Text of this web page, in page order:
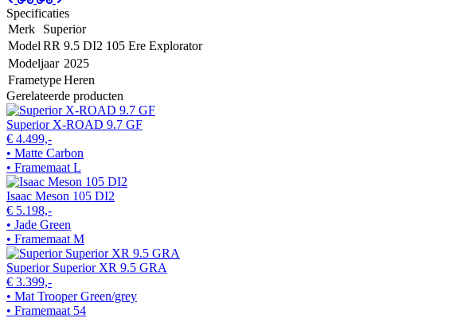
Specificaties
Merk
Superior
Model RR 9.5 DI2 105 Ere Explorator
Modeljaar 2025
FrametypeHeren
Gerelateerde producten
Superior X-ROAD 9.7 GF
€ 4.499,-
• Matte Carbon
• Framemaat L
Isaac Meson 105 DI2
€ 5.198,-
• Jade Green
• Framemaat M
Superior Superior XR 9.5 GRA
€ 3.399,-
• Mat Trooper Green/grey
• Framemaat 54